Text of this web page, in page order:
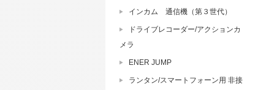
インカム 通信機（第３世代）
ドライブレコーダー/アクションカ
メラ
ENER JUMP
ランタン/スマートフォーン用 非接